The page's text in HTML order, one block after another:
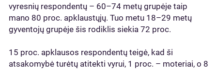
vyresnių respondentų – 60–74 metų grupėje taip
mano 80 proc. apklaustųjų. Tuo metu 18–29 metų
gyventojų grupėje šis rodiklis siekia 72 proc.
15 proc. apklausos respondentų teigė, kad ši
atsakomybė turėtų atitekti vyrui, 1 proc. – moteriai, o 8